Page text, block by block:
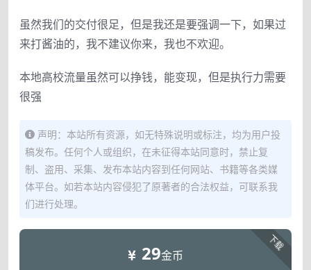
虽然我们的交付很足，但是我还是要强调一下，如果过
来打酱油的，我不建议你来，我也不欢迎。
本地高校流量虽然可以挣钱，能变现，但是执行力需要
很强
声明：本站所有资源，如无特殊说明或标注，均为用户投
稿发布。任何个人或组织，在未征得本站同意时，禁止复
制、盗用、采集、发布本站内容到任何网站、书籍等各类媒
体平台。如若本站内容侵犯了原著者的合法权益，可联系我
们进行处理。
下载
29金币